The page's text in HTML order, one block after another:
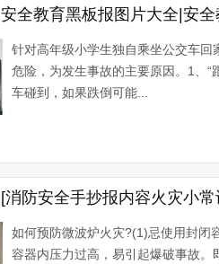
安全教育黑板报图片大全|安
针对高年级小学生独自乘坐公交车回
危险，为发生事故的主要原因。1、
车碰到，如果跌倒可能...
[消防安全手抄报内容火灾小
如何预防微波炉火灾?(1)忌使用封闭
容器内压力过高，易引起爆破事故